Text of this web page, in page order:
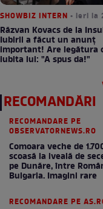
SHOWBIZ INTERN • ieri la
Răzvan Kovacs de la
Iubirii a făcut un anunț
important! Are legătura
iubita lui: "A spus da!"
RECOMANDĂRI
RECOMANDARE PE
OBSERVATORNEWS.RO
Comoara veche de
scoasă la iveală de
pe Dunăre, între
Bulgaria. Imagini rare
RECOMANDARE PE